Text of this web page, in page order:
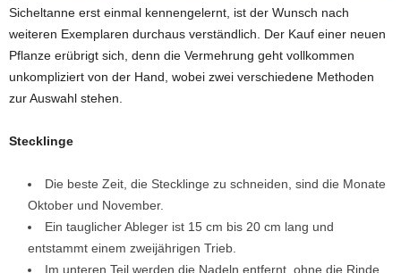
Sicheltanne erst einmal kennengelernt, ist der Wunsch nach
weiteren Exemplaren durchaus verständlich. Der Kauf einer neuen
Pflanze erübrigt sich, denn die Vermehrung geht vollkommen
unkompliziert von der Hand, wobei zwei verschiedene Methoden
zur Auswahl stehen.
Stecklinge
Die beste Zeit, die Stecklinge zu schneiden, sind die Monate
Oktober und November.
Ein tauglicher Ableger ist 15 cm bis 20 cm lang und
entstammt einem zweijährigen Trieb.
Im unteren Teil werden die Nadeln entfernt, ohne die Rinde